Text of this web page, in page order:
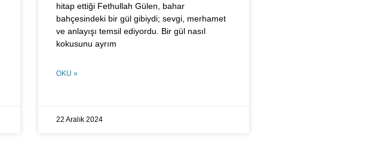
hitap ettiği Fethullah Gülen, bahar
bahçesindeki bir gül gibiydi; sevgi, merhamet
ve anlayışı temsil ediyordu. Bir gül nasıl
kokusunu ayrım
OKU »
22 Aralık 2024